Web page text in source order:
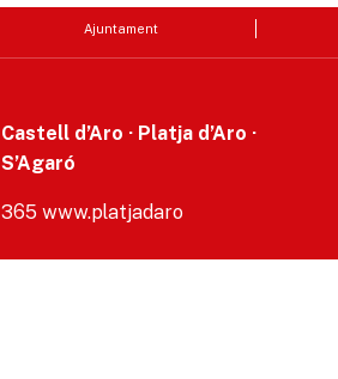
Ajuntament
Castell d’Aro · Platja d’Aro ·
S’Agaró
365 www.platjadaro